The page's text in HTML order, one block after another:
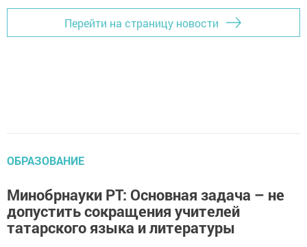
Перейти на страницу новости
ОБРАЗОВАНИЕ
Минобрнауки РТ: Основная задача – не
допустить сокращения учителей
татарского языка и литературы